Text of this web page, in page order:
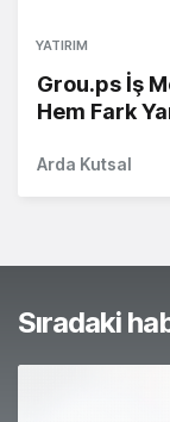
YATIRIM
Grou.ps İş
Hem Fark
Arda Kutsal
Sıradaki